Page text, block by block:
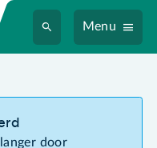
Menu
door